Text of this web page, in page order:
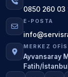
0850 260 03
E-POSTA
MERKEZ OFIS
Ayvansaray
Fatih/İstanbul